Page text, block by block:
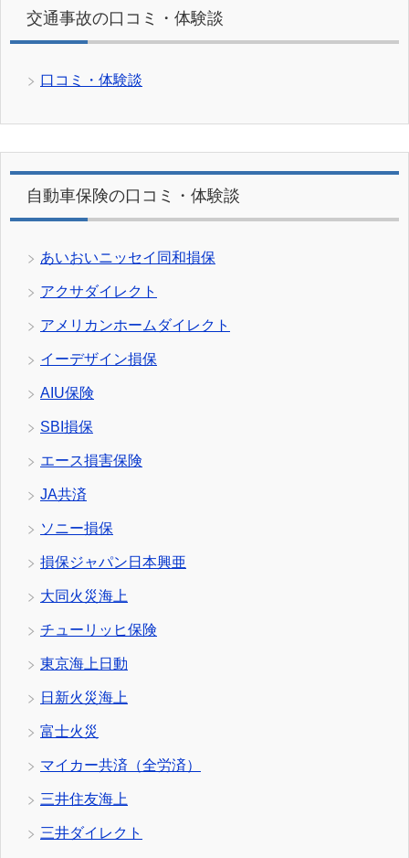
交通事故の口コミ・体験談
口コミ・体験談
自動車保険の口コミ・体験談
あいおいニッセイ同和損保
アクサダイレクト
アメリカンホームダイレクト
イーデザイン損保
AIU保険
SBI損保
エース損害保険
JA共済
ソニー損保
損保ジャパン日本興亜
大同火災海上
チューリッヒ保険
東京海上日動
日新火災海上
富士火災
マイカー共済（全労済）
三井住友海上
三井ダイレクト